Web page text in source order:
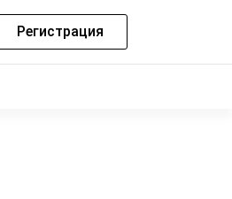
Регистрация